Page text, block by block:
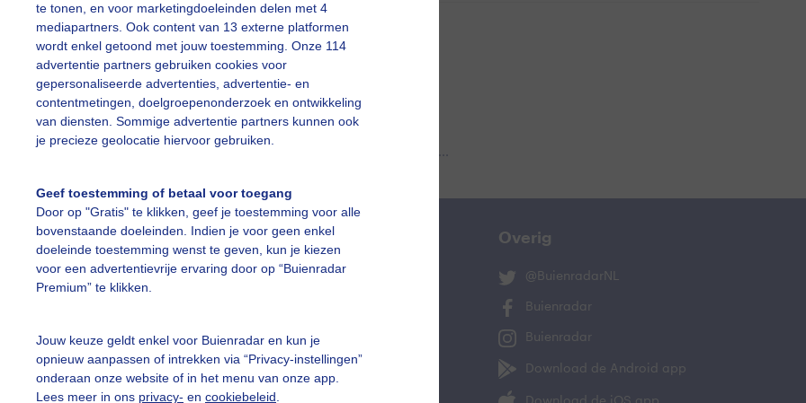
te tonen, en voor marketingdoeleinden delen met 4
mediapartners. Ook content van 13 externe platformen
wordt enkel getoond met jouw toestemming. Onze 114
advertentie partners gebruiken cookies voor
gepersonaliseerde advertenties, advertentie- en
contentmetingen, doelgroepenonderzoek en ontwikkeling
van diensten. Sommige advertentie partners kunnen ook
je precieze geolocatie hiervoor gebruiken.
Geef toestemming of betaal voor toegang
Door op "Gratis" te klikken, geef je toestemming voor alle
bovenstaande doeleinden. Indien je voor geen enkel
doeleinde toestemming wenst te geven, kun je kiezen
voor een advertentievrije ervaring door op “Buienradar
Premium” te klikken.
Jouw keuze geldt enkel voor Buienradar en kun je
opnieuw aanpassen of intrekken via “Privacy-instellingen”
onderaan onze website of in het menu van onze app.
Lees meer in ons privacy- en cookiebeleid
slideshow
vragen
Mijn weer
De Bilt
Overig
@BuienradarNL
Buienradar
Buienradar
Download de Android app